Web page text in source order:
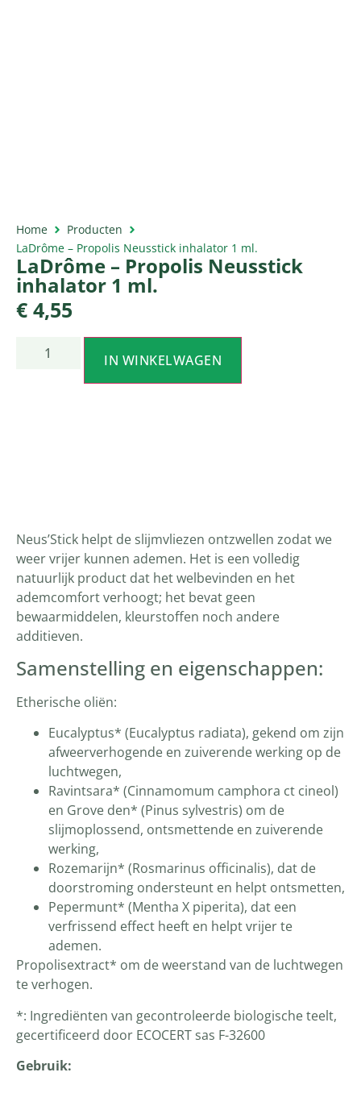
Home
Producten
LaDrôme – Propolis Neusstick inhalator 1 ml.
LaDrôme – Propolis Neusstick
inhalator 1 ml.
€ 4,55
IN WINKELWAGEN
Neus’Stick helpt de slijmvliezen ontzwellen zodat we
weer vrijer kunnen ademen. Het is een volledig
natuurlijk product dat het welbevinden en het
ademcomfort verhoogt; het bevat geen
bewaarmiddelen, kleurstoffen noch andere
additieven.
Samenstelling en eigenschappen:
Etherische oliën:
Eucalyptus* (Eucalyptus radiata), gekend om zijn
afweerverhogende en zuiverende werking op de
luchtwegen,
Ravintsara* (Cinnamomum camphora ct cineol)
en Grove den* (Pinus sylvestris) om de
slijmoplossend, ontsmettende en zuiverende
werking,
Rozemarijn* (Rosmarinus officinalis), dat de
doorstroming ondersteunt en helpt ontsmetten,
Pepermunt* (Mentha X piperita), dat een
verfrissend effect heeft en helpt vrijer te
ademen.
Propolisextract* om de weerstand van de luchtwegen
te verhogen.
*: Ingrediënten van gecontroleerde biologische teelt,
gecertificeerd door ECOCERT sas F-32600
Gebruik: